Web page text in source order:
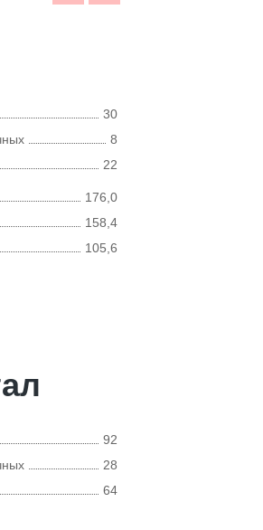
30
8
22
176,0
158,4
105,6
92
28
64